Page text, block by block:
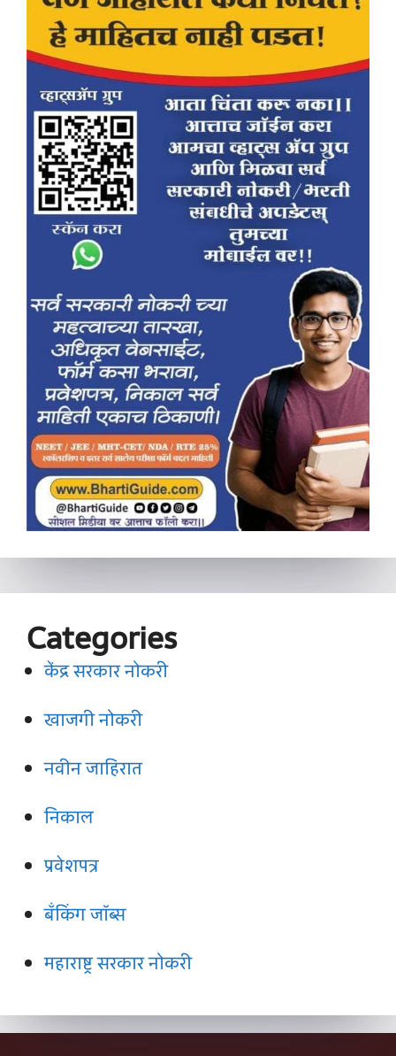
Categories
केंद्र सरकार नोकरी
खाजगी नोकरी
नवीन जाहिरात
निकाल
प्रवेशपत्र
बँकिंग जॉब्स
महाराष्ट्र सरकार नोकरी